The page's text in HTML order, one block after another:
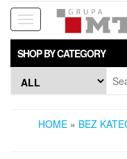
Skip
the
content
Toggle
navigation
SHOP BY CATEGORY
HOME » BEZ